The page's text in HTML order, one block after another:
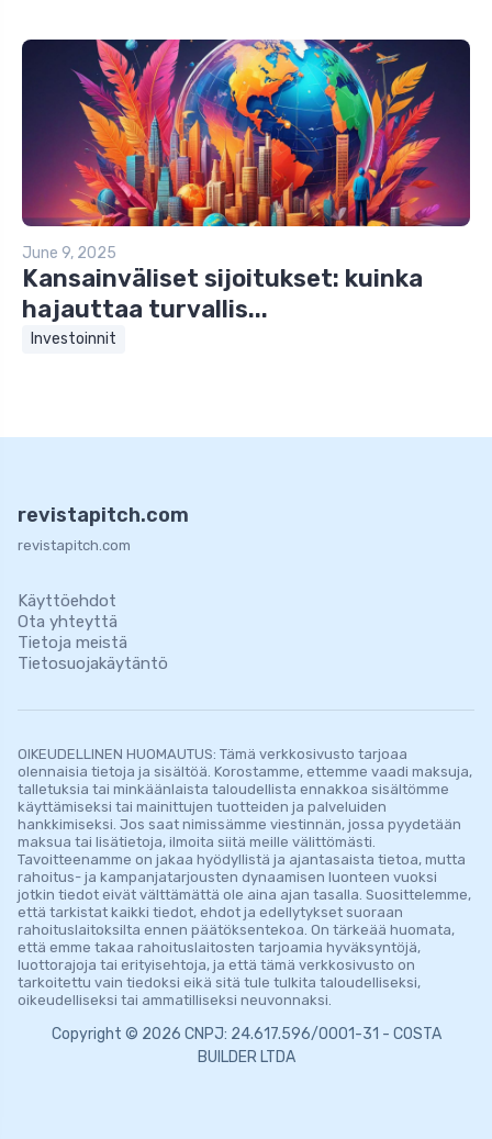
June 9, 2025
Kansainväliset sijoitukset: kuinka
hajauttaa turvallis...
Investoinnit
revistapitch.com
revistapitch.com
Käyttöehdot
Ota yhteyttä
Tietoja meistä
Tietosuojakäytäntö
OIKEUDELLINEN HUOMAUTUS: Tämä verkkosivusto tarjoaa
olennaisia ​​tietoja ja sisältöä. Korostamme, ettemme vaadi maksuja,
talletuksia tai minkäänlaista taloudellista ennakkoa sisältömme
käyttämiseksi tai mainittujen tuotteiden ja palveluiden
hankkimiseksi. Jos saat nimissämme viestinnän, jossa pyydetään
maksua tai lisätietoja, ilmoita siitä meille välittömästi.
Tavoitteenamme on jakaa hyödyllistä ja ajantasaista tietoa, mutta
rahoitus- ja kampanjatarjousten dynaamisen luonteen vuoksi
jotkin tiedot eivät välttämättä ole aina ajan tasalla. Suosittelemme,
että tarkistat kaikki tiedot, ehdot ja edellytykset suoraan
rahoituslaitoksilta ennen päätöksentekoa. On tärkeää huomata,
että emme takaa rahoituslaitosten tarjoamia hyväksyntöjä,
luottorajoja tai erityisehtoja, ja että tämä verkkosivusto on
tarkoitettu vain tiedoksi eikä sitä tule tulkita taloudelliseksi,
oikeudelliseksi tai ammatilliseksi neuvonnaksi.
Copyright © 2026 CNPJ: 24.617.596/0001-31 - COSTA
BUILDER LTDA